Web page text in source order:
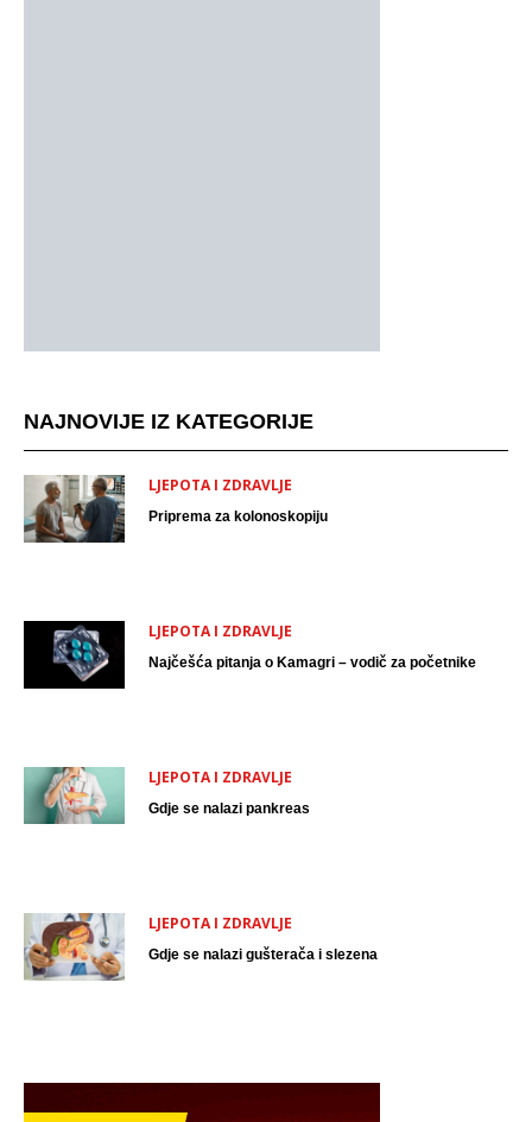
NAJNOVIJE IZ KATEGORIJE
LJEPOTA I ZDRAVLJE
Priprema za kolonoskopiju
LJEPOTA I ZDRAVLJE
Najčešća pitanja o Kamagri – vodič za početnike
LJEPOTA I ZDRAVLJE
Gdje se nalazi pankreas
LJEPOTA I ZDRAVLJE
Gdje se nalazi gušterača i slezena